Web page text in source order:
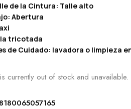
de la Cintura: Talle alto
Abertura
tricotada
de Cuidado: lavadora o limpieza
currently out of stock and unavailable.